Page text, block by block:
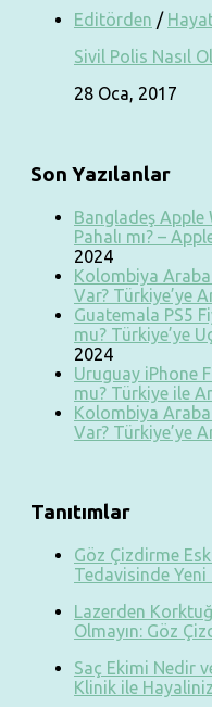
Editörden /
Sivil Polis Nasıl
28 Oca, 2017
Son Yazılanlar
Bangladeş Apple
Pahalı mı? –
2024
Kolombiya Araba
Var? Türkiye’ye
Guatemala PS5
mu? Türkiye’ye
2024
Uruguay iPhone
mu? Türkiye ile
Kolombiya Araba
Var? Türkiye’ye
Tanıtımlar
Göz Çizdirme
Tedavisinde
Lazerden
Olmayın: Göz
Saç Ekimi Nedir
Klinik ile